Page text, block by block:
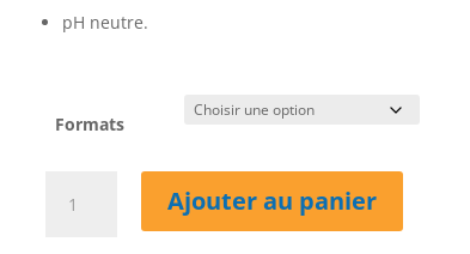
pH neutre.
Formats
Ajouter au panier